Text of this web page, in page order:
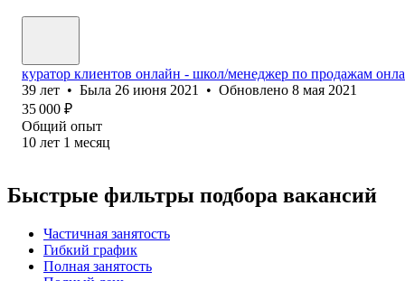
куратор клиентов онлайн - школ/менеджер по продажам
39 лет • Была 26 июня 2021 • Обновлено 8 мая 2021
35 000 ₽
Общий опыт
10 лет 1 месяц
Быстрые фильтры подбора вакансий
Частичная занятость
Гибкий график
Полная занятость